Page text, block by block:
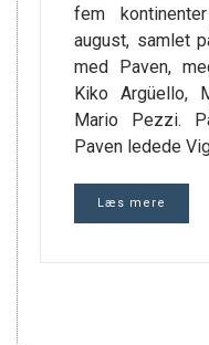
fem
august, samlet
med Paven,
Kiko Argüello,
Mario Pezzi.
Paven ledede
Læs mere